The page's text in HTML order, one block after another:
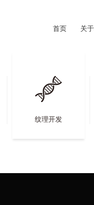
首页 关
纹理开发